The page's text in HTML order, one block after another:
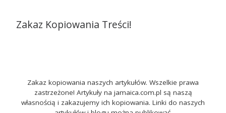
Zakaz Kopiowania Treści!
Zakaz kopiowania naszych artykułów. Wszelkie prawa
zastrzeżone! Artykuły na jamaica.com.pl są naszą
własnością i zakazujemy ich kopiowania. Linki do naszych